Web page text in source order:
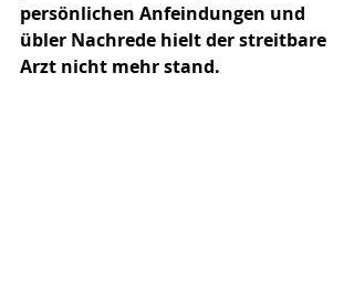
persönlichen Anfeindungen und
übler Nachrede hielt der streitbare
Arzt nicht mehr stand.